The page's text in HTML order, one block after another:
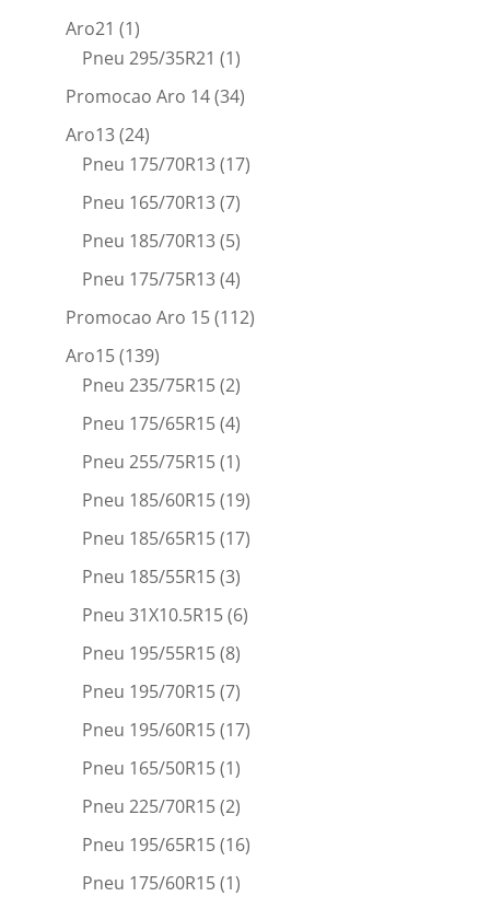
Aro21 (1)
Pneu 295/35R21 (1)
Promocao Aro 14(34)
Aro13(24)
Pneu 175/70R13(17)
Pneu 165/70R13(7)
Pneu 185/70R13(5)
Pneu 175/75R13(4)
Promocao Aro 15(112)
Aro15(139)
Pneu 235/75R15(2)
Pneu 175/65R15(4)
Pneu 255/75R15(1)
Pneu 185/60R15(19)
Pneu 185/65R15(17)
Pneu 185/55R15(3)
Pneu 31X10.5R15(6)
Pneu 195/55R15(8)
Pneu 195/70R15(7)
Pneu 195/60R15(17)
Pneu 165/50R15(1)
Pneu 225/70R15(2)
Pneu 195/65R15(16)
Pneu 175/60R15(1)